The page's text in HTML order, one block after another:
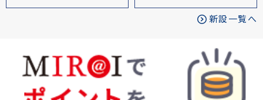
新設一覧へ